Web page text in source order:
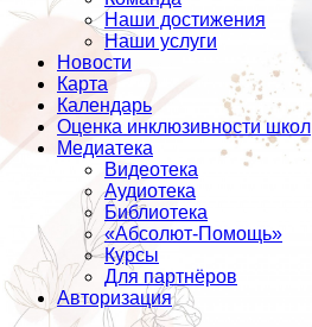
Наши достижения
Наши услуги
Новости
Карта
Календарь
Оценка инклюзивности школ
Медиатека
Видеотека
Аудиотека
Библиотека
«Абсолют-Помощь»
Курсы
Для партнёров
Авторизация